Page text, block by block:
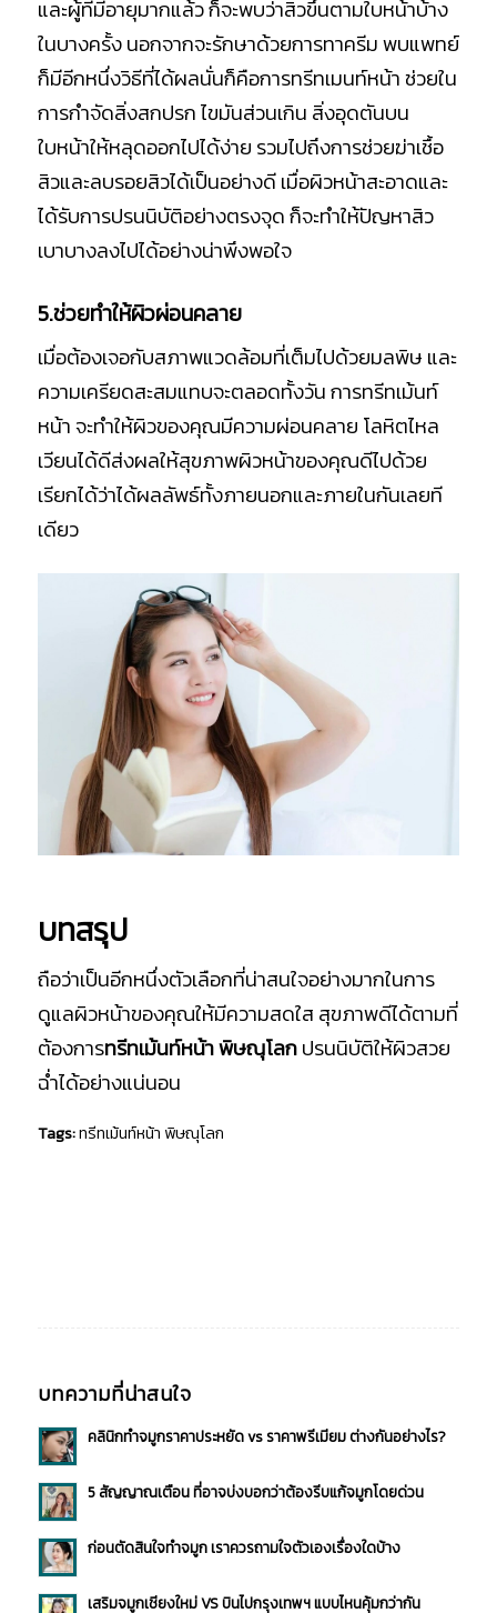
และผู้ที่มีอายุมากแล้ว ก็จะพบว่าสิวขึ้นตามใบหน้าบ้าง
ในบางครั้ง นอกจากจะรักษาด้วยการทาครีม พบแพทย์
ก็มีอีกหนึ่งวิธีที่ได้ผลนั่นก็คือการทรีทเมนท์หน้า ช่วยใน
การกำจัดสิ่งสกปรก ไขมันส่วนเกิน สิ่งอุดตันบน
ใบหน้าให้หลุดออกไปได้ง่าย รวมไปถึงการช่วยฆ่าเชื้อ
สิวและลบรอยสิวได้เป็นอย่างดี เมื่อผิวหน้าสะอาดและ
ได้รับการปรนนิบัติอย่างตรงจุด ก็จะทำให้ปัญหาสิว
เบาบางลงไปได้อย่างน่าพึงพอใจ
5.ช่วยทำให้ผิวผ่อนคลาย
เมื่อต้องเจอกับสภาพแวดล้อมที่เต็มไปด้วยมลพิษ และ
ความเครียดสะสมแทบจะตลอดทั้งวัน การทรีทเม้นท์
หน้า จะทำให้ผิวของคุณมีความผ่อนคลาย โลหิตไหล
เวียนได้ดีส่งผลให้สุขภาพผิวหน้าของคุณดีไปด้วย
เรียกได้ว่าได้ผลลัพธ์ทั้งภายนอกและภายในกันเลยที
เดียว
บทสรุป
ถือว่าเป็นอีกหนึ่งตัวเลือกที่น่าสนใจอย่างมากในการ
ดูแลผิวหน้าของคุณให้มีความสดใส สุขภาพดีได้ตามที่
ต้องการทรีทเม้นท์หน้า พิษณุโลกปรนนิบัติให้ผิวสวย
ฉ่ำได้อย่างแน่นอน
Tags:ทรีทเม้นท์หน้า พิษณุโลก
บทความที่น่าสนใจ
คลินิกทำจมูกราคาประหยัด vs ราคาพรีเมียม ต่างกันอย่างไร?
5 สัญญาณเตือน ที่อาจบ่งบอกว่าต้องรีบแก้จมูกโดยด่วน
ก่อนตัดสินใจทำจมูก เราควรถามใจตัวเองเรื่องใดบ้าง
เสริมจมูกเชียงใหม่ VS บินไปกรุงเทพฯ แบบไหนคุ้มกว่ากัน